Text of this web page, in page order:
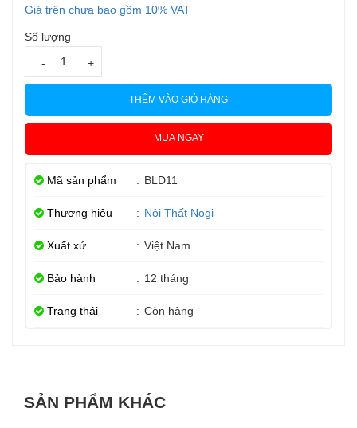
Giá trên chưa bao gồm 10% VAT
Số lượng
- +
THÊM VÀO GIỎ HÀNG
MUA NGAY
Mã sản phẩm : BLD11
Thương hiệu : Nội Thất Nogi
Xuất xứ : Việt Nam
Bảo hành : 12 tháng
Trạng thái : Còn hàng
SẢN PHẨM KHÁC